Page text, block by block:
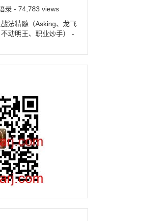
录- 74,783 views
法精髓（Asking、龙飞
动明王、职业炒手）
-